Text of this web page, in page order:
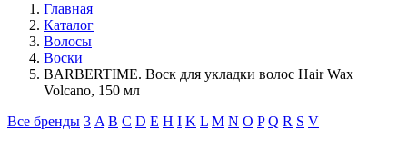
Главная
Каталог
Волосы
Воски
BARBERTIME. Воск для укладки волос Hair Wax
Volcano, 150 мл
Все бренды 3 A B C D E H I K L M N O P Q R S V